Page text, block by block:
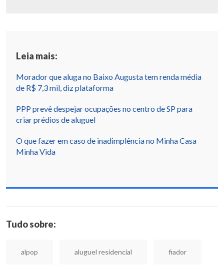
Leia mais:
Morador que aluga no Baixo Augusta tem renda média
de R$ 7,3 mil, diz plataforma
PPP prevê despejar ocupações no centro de SP para
criar prédios de aluguel
O que fazer em caso de inadimplência no Minha Casa
Minha Vida
Tudo sobre:
alpop aluguel residencial fiador